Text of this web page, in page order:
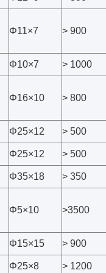
Φ11×7 > 900
Φ10×7 > 1000
Φ16×10 > 800
Φ25×12 > 500
Φ25×12 > 500
Φ35×18 > 350
Φ5×10 >3500
Φ15×15 > 900
Φ25×8 > 1200